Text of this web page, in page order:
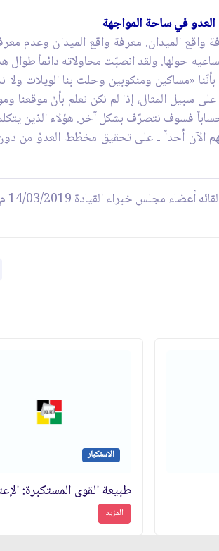
العدو في ساحة المواجهة
واقع الميدان. معرفة واقع الميدان وعدم
حولها. ولقد انصبّت محاولاته دائماً
بأنّنا «مساكين ومنكوبين وحلت بنا
سبيل المثال، إذا لم نكن نعلم بأنّ
فسوف نتصرّف بشكل آخر. هؤلاء الذين
الآن أحداً ـ على تحقيق مخطّط العدوّ
مجلس خبراء القيادة 14/03/2019 م
الاستكبار
المزيد